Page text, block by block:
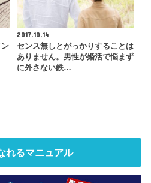
2017.10.14
センス無しとがっかりすることは
ありません。男性が婚活で悩まず
に外さない鉄…
れるマニュアル